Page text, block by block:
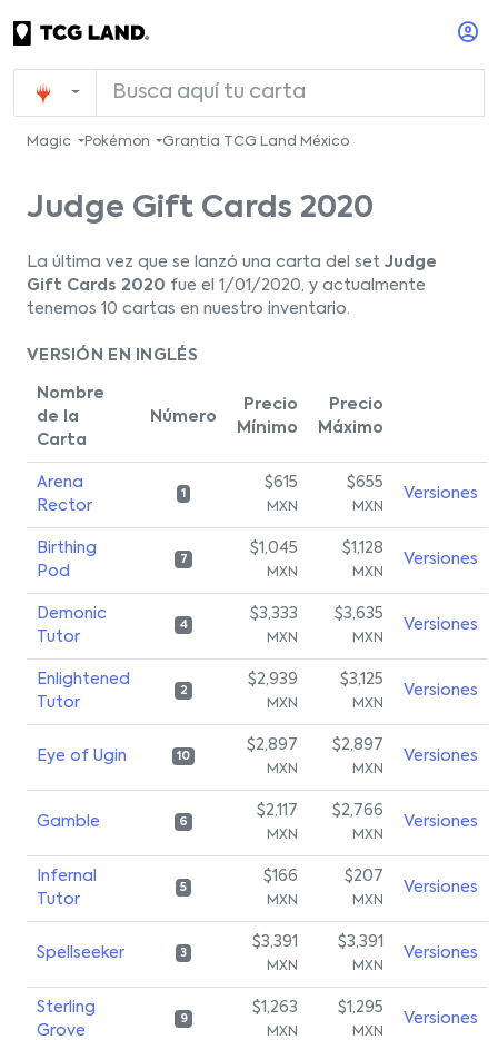
Magic Pokémon Grantia TCG Land México
Judge Gift Cards 2020
La última vez que se lanzó una carta del set Judge
Gift Cards 2020 fue el 1/01/2020, y actualmente
tenemos 10 cartas en nuestro inventario.
VERSIÓN EN INGLÉS
Nombre
de la
Carta
Número
Precio
Mínimo
Precio
Máximo
Arena
Rector
1
$615
MXN
$655
MXN
Versiones
Birthing
Pod
7
$1,045
MXN
$1,128
MXN
Versiones
Demonic
Tutor
4
$3,333
MXN
$3,635
MXN
Versiones
Enlightened
Tutor
2
$2,939
MXN
$3,125
MXN
Versiones
Eye of Ugin 10
$2,897
MXN
$2,897
MXN
Versiones
Gamble 6
$2,117
MXN
$2,766
MXN
Versiones
Infernal
Tutor
5
$166
MXN
$207
MXN
Versiones
Spellseeker 3
$3,391
MXN
$3,391
MXN
Versiones
Sterling
Grove
9
$1,263
MXN
$1,295
MXN
Versiones